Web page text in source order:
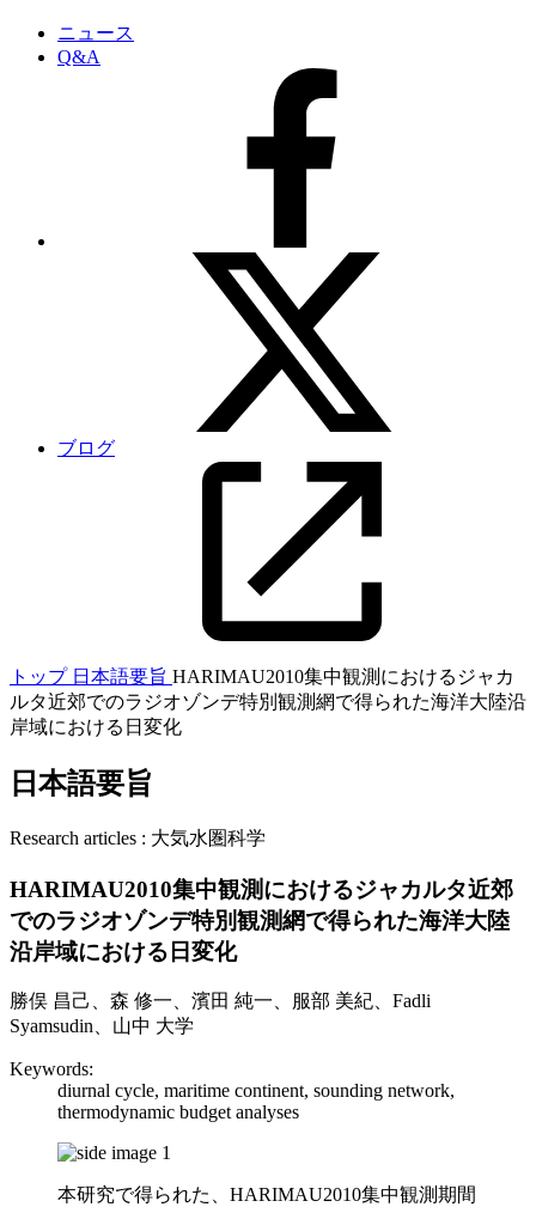
ニュース
Q&A
ブログ
トップ 日本語要旨 HARIMAU2010集中観測におけるジャカ
ルタ近郊でのラジオゾンデ特別観測網で得られた海洋大陸沿
岸域における日変化
日本語要旨
Research articles : 大気水圏科学
HARIMAU2010集中観測におけるジャカルタ近郊
でのラジオゾンデ特別観測網で得られた海洋大陸
沿岸域における日変化
勝俣 昌己、森 修一、濱田 純一、服部 美紀、Fadli
Syamsudin、山中 大学
Keywords:
diurnal cycle, maritime continent, sounding network,
thermodynamic budget analyses
本研究で得られた、HARIMAU2010集中観測期間